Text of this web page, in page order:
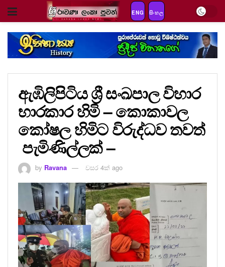
ENG සිංහල
ඇඹිලිපිටිය ශ්‍රී සංඛපාල විහාර
භාරකාර හිමි – කොකාවල
කෝෂල හිමිට විරුද්ධව තවත්
පැමිණිල්ලක් –
by Ravana වසර 4ක් ago